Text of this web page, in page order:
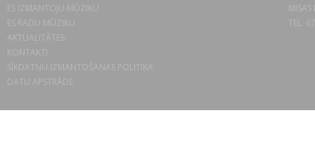
ES IZMANTOJU MŪZIKU
ES RADU MŪZIKU
AKTUALITĀTES
KONTAKTI
SĪKDATŅU IZMANTOŠANAS POLITIKA
DATU APSTRĀDE
TEL.